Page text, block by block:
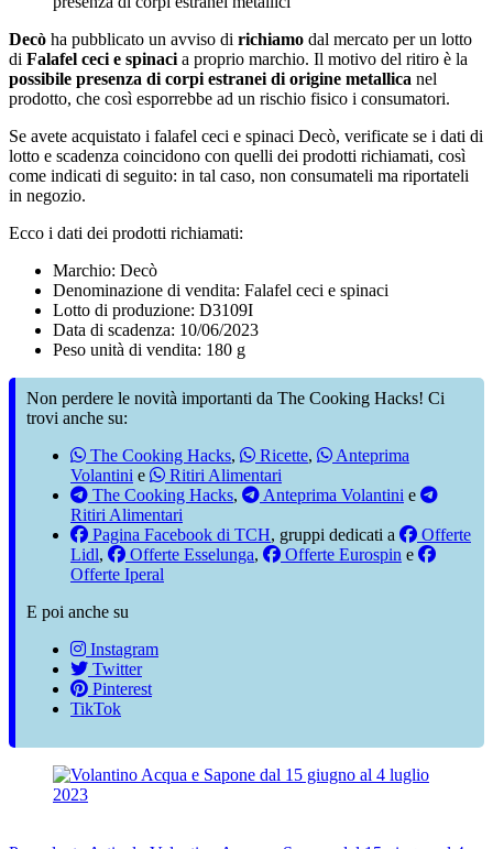
Decò ha pubblicato un avviso di richiamo dal mercato per un lotto
di Falafel ceci e spinaci a proprio marchio. Il motivo del ritiro è la
possibile presenza di corpi estranei di origine metallica nel
prodotto, che così esporrebbe ad un rischio fisico i consumatori.
Se avete acquistato i falafel ceci e spinaci Decò, verificate se i dati di
lotto e scadenza coincidono con quelli dei prodotti richiamati, così
come indicati di seguito: in tal caso, non consumateli ma riportateli
in negozio.
Ecco i dati dei prodotti richiamati:
Marchio: Decò
Denominazione di vendita: Falafel ceci e spinaci
Lotto di produzione: D3109I
Data di scadenza: 10/06/2023
Peso unità di vendita: 180 g
Non perdere le novità importanti da The Cooking Hacks! Ci
trovi anche su:
The Cooking Hacks, Ricette,
Anteprima
Volantini e
Ritiri Alimentari
The Cooking Hacks, Anteprima Volantini e
Ritiri Alimentari
Pagina Facebook di TCH, gruppi dedicati a
Offerte
Lidl, Offerte Esselunga, Offerte Eurospin e
Offerte Iperal
E poi anche su
Instagram
Twitter
Pinterest
TikTok